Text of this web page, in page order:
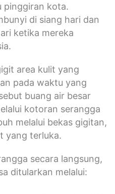
pinggiran kota.
di siang hari dan
ketika mereka
area kulit yang
pada waktu yang
buang air besar
kotoran serangga
melalui bekas gigitan,
yang terluka.
secara langsung,
ditularkan melalui: